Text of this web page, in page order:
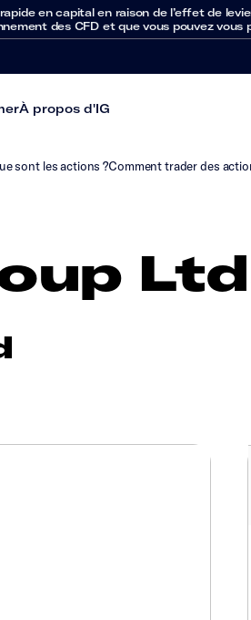
en capital en raison de l’effet de
des CFD et que vous pouvez
À propos d'IG
sont les actions ?Comment trader des
Ltd